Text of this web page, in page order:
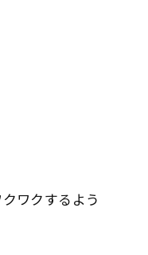
クワクするよう